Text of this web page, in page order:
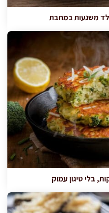
משגעות במחבת